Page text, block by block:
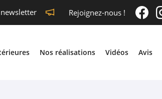
Rejoignez-nous !
Nos réalisations Vidéos Avis